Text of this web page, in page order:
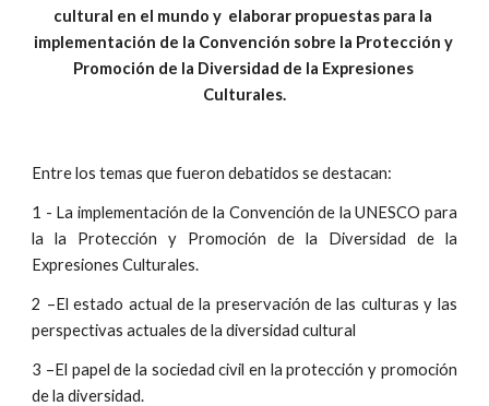
cultural en el mundo y  elaborar propuestas para la
implementación de la Convención sobre la Protección y
Promoción de la Diversidad de la Expresiones
Culturales.
Entre los temas que fueron debatidos se destacan:
1 - La implementación de la Convención de la UNESCO para
la la Protección y Promoción de la Diversidad de la
Expresiones Culturales.
2 –El estado actual de la preservación de las culturas y las
perspectivas actuales de la diversidad cultural
3 –El papel de la sociedad civil en la protección y promoción
de la diversidad.